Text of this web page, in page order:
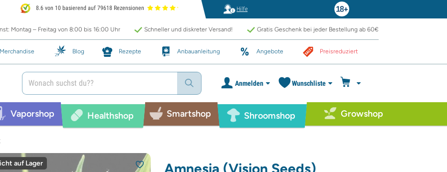
8.6 von 10 basierend auf 79618 Rezensionen Hilfe
Montag – Freitag von 8:00 bis 16:00 Uhr Schneller und diskreter Versand! Gratis Geschenk bei jeder Bestellung ab 60€
Merchandise Blog Rezepte Anbauanleitung Angebote Preisreduziert
Anmelden Wunschliste
Vaporshop Healthshop Smartshop Shroomshop Growshop
auf Lager
Amnesia (Vision Seeds)